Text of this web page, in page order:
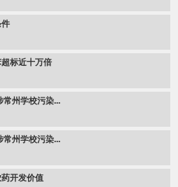
标近十万倍
常州学校污染...
常州学校污染...
开发价值